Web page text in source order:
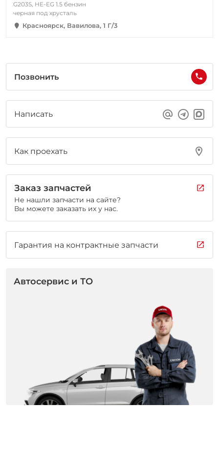
G203S, HE-EG 1.5 бензин
черная под хрусталь
Красноярск, Вавилова, 1 Г/3
Позвонить
Написать
Как проехать
Заказ запчастей
Не нашли запчасти на сайте?
Вы можете заказать их у нас.
Гарантия на контрактные запчасти
Автосервис и ТО